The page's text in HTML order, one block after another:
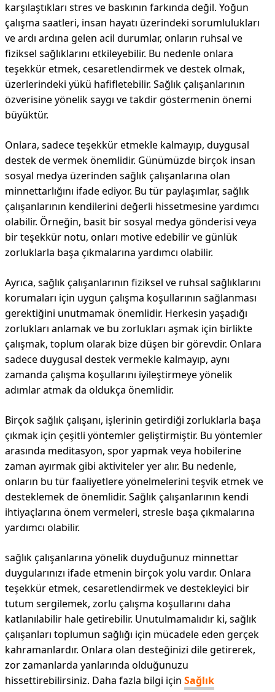
karşılaştıkları stres ve baskının farkında değil. Yoğun
çalışma saatleri, insan hayatı üzerindeki sorumlulukları
ve ardı ardına gelen acil durumlar, onların ruhsal ve
fiziksel sağlıklarını etkileyebilir. Bu nedenle onlara
teşekkür etmek, cesaretlendirmek ve destek olmak,
üzerlerindeki yükü hafifletebilir. Sağlık çalışanlarının
özverisine yönelik saygı ve takdir göstermenin önemi
büyüktür.
Onlara, sadece teşekkür etmekle kalmayıp, duygusal
destek de vermek önemlidir. Günümüzde birçok insan
sosyal medya üzerinden sağlık çalışanlarına olan
minnettarlığını ifade ediyor. Bu tür paylaşımlar, sağlık
çalışanlarının kendilerini değerli hissetmesine yardımcı
olabilir. Örneğin, basit bir sosyal medya gönderisi veya
bir teşekkür notu, onları motive edebilir ve günlük
zorluklarla başa çıkmalarına yardımcı olabilir.
Ayrıca, sağlık çalışanlarının fiziksel ve ruhsal sağlıklarını
korumaları için uygun çalışma koşullarının sağlanması
gerektiğini unutmamak önemlidir. Herkesin yaşadığı
zorlukları anlamak ve bu zorlukları aşmak için birlikte
çalışmak, toplum olarak bize düşen bir görevdir. Onlara
sadece duygusal destek vermekle kalmayıp, aynı
zamanda çalışma koşullarını iyileştirmeye yönelik
adımlar atmak da oldukça önemlidir.
Birçok sağlık çalışanı, işlerinin getirdiği zorluklarla başa
çıkmak için çeşitli yöntemler geliştirmiştir. Bu yöntemler
arasında meditasyon, spor yapmak veya hobilerine
zaman ayırmak gibi aktiviteler yer alır. Bu nedenle,
onların bu tür faaliyetlere yönelmelerini teşvik etmek ve
desteklemek de önemlidir. Sağlık çalışanlarının kendi
ihtiyaçlarına önem vermeleri, stresle başa çıkmalarına
yardımcı olabilir.
sağlık çalışanlarına yönelik duyduğunuz minnettar
duygularınızı ifade etmenin birçok yolu vardır. Onlara
teşekkür etmek, cesaretlendirmek ve destekleyici bir
tutum sergilemek, zorlu çalışma koşullarını daha
katlanılabilir hale getirebilir. Unutulmamalıdır ki, sağlık
çalışanları toplumun sağlığı için mücadele eden gerçek
kahramanlardır. Onlara olan desteğinizi dile getirerek,
zor zamanlarda yanlarında olduğunuzu
hissettirebilirsiniz. Daha fazla bilgi için Sağlık